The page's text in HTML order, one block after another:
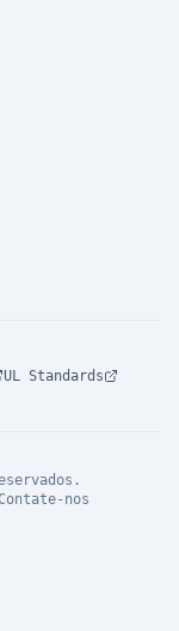
UL Standards
Contate-nos